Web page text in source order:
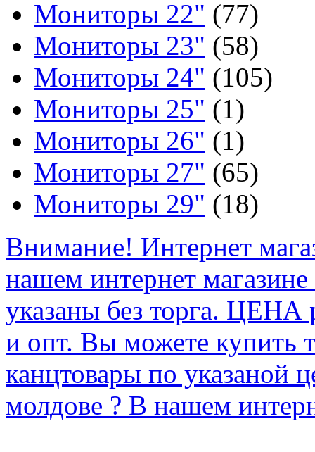
Мониторы 22" (77)
Мониторы 23" (58)
Мониторы 24" (105)
Мониторы 25" (1)
Мониторы 26" (1)
Мониторы 27" (65)
Мониторы 29" (18)
Внимание! Интернет
нашем интернет
указаны без торга.
и опт. Вы можете купить
канцтовары по указаной
молдове ? В нашем